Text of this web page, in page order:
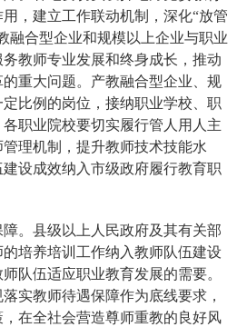
，建立工作联动机制，深化“放管
融合型企业和规模以上企业与职业
教师专业发展和终身成长，推动
重大问题。产教融合型企业、规
比例的岗位，接纳职业学校、职
职业院校要切实履行管人用人主
理机制，提升教师技术技能水
设成效纳入市级政府履行教育职
障。县级以上人民政府及其有关部
培养培训工作纳入教师队伍建设
队伍适应职业教育发展的需要。
实教师待遇保障作为底线要求，
在全社会营造尊师重教的良好风